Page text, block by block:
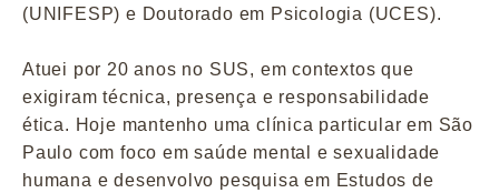
(UNIFESP) e Doutorado em Psicologia (UCES).
Atuei por 20 anos no SUS, em contextos que
exigiram técnica, presença e responsabilidade
ética. Hoje mantenho uma clínica particular em São
Paulo com foco em saúde mental e sexualidade
humana e desenvolvo pesquisa em Estudos de